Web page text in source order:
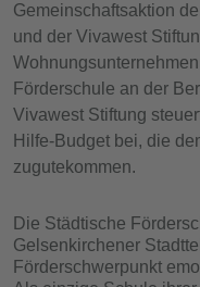
Gemeinschaftsaktion
und der Vivawest
Förderschule an der
Vivawest Stiftung
Hilfe-Budget bei, die
zugutekommen.
Die Städtische
Gelsenkirchener
Förderschwerpunkt